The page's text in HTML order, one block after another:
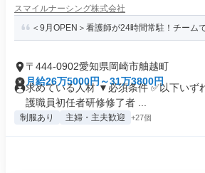
スマイルナーシング株式会社
＜9月OPEN＞看護師が24時間常駐！チーム
〒444-0902愛知県岡崎市舳越町
月給26万5000円～31万3800円
求めている人材 ▼必須条件 ✅以下いず
護職員初任者研修修了者 ...
制服あり 主婦・主夫歓迎 +27個